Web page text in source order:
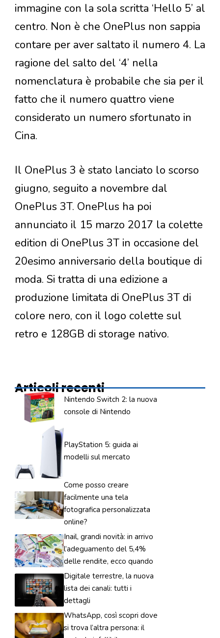
immagine con la sola scritta ‘Hello 5’ al
centro. Non è che OnePlus non sappia
contare per aver saltato il numero 4. La
ragione del salto del ‘4’ nella
nomenclatura è probabile che sia per il
fatto che il numero quattro viene
considerato un numero sfortunato in
Cina.
Il OnePlus 3 è stato lanciato lo scorso
giugno, seguito a novembre dal
OnePlus 3T. OnePlus ha poi
annunciato il 15 marzo 2017 la colette
edition di OnePlus 3T in occasione del
20esimo anniversario della boutique di
moda. Si tratta di una edizione a
produzione limitata di OnePlus 3T di
colore nero, con il logo colette sul
retro e 128GB di storage nativo.
Articoli recenti
Nintendo Switch 2: la nuova
console di Nintendo
PlayStation 5: guida ai
modelli sul mercato
Come posso creare
facilmente una tela
fotografica personalizzata
online?
Inail, grandi novità: in arrivo
l’adeguamento del 5,4%
delle rendite, ecco quando
Digitale terrestre, la nuova
lista dei canali: tutti i
dettagli
WhatsApp, così scopri dove
si trova l’altra persona: il